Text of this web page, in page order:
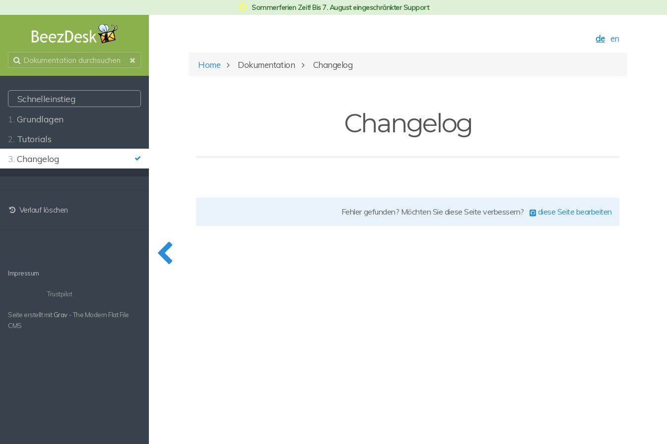
Schnelleinstieg
1. Grundlagen
2. Tutorials
3. Changelog
Verlauf löschen
Impressum
Trustpilot
Seite erstellt mitGrav- The Modern Flat File
CMS
de en
Home Dokumentation Changelog
Changelog
Fehler gefunden? Möchten Sie diese Seite verbessern? diese Seite bearbeiten
Sommerferien Zeit! Bis 7. August eingeschränkter Support